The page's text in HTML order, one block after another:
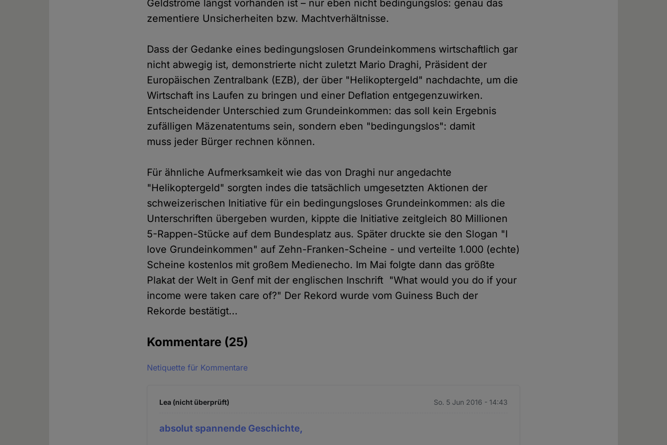
Geldströme längst vorhanden ist – nur eben nicht bedingungslos: genau das
zementiere Unsicherheiten bzw. Machtverhältnisse.
Dass der Gedanke eines bedingungslosen Grundeinkommens wirtschaftlich gar
nicht abwegig ist, demonstrierte nicht zuletzt Mario Draghi, Präsident der
Europäischen Zentralbank (EZB), der über "Helikoptergeld" nachdachte, um die
Wirtschaft ins Laufen zu bringen und einer Deflation entgegenzuwirken.
Entscheidender Unterschied zum Grundeinkommen: das soll kein Ergebnis
zufälligen Mäzenatentums sein, sondern eben "bedingungslos": damit
muss jeder Bürger rechnen können.
Für ähnliche Aufmerksamkeit wie das von Draghi nur angedachte
"Helikoptergeld" sorgten indes die tatsächlich umgesetzten Aktionen der
schweizerischen Initiative für ein bedingungsloses Grundeinkommen: als die
Unterschriften übergeben wurden, kippte die Initiative zeitgleich 80 Millionen
5-Rappen-Stücke auf dem Bundesplatz aus. Später druckte sie den Slogan "I
love Grundeinkommen" auf Zehn-Franken-Scheine - und verteilte 1.000 (echte)
Scheine kostenlos mit großem Medienecho. Im Mai folgte dann das größte
Plakat der Welt in Genf mit der englischen Inschrift "What would you do if your
income were taken care of?" Der Rekord wurde vom Guiness Buch der
Rekorde bestätigt...
Kommentare (25)
Netiquette für Kommentare
Lea (nicht überprüft) So. 5 Jun 2016 - 14:43
absolut spannende Geschichte,